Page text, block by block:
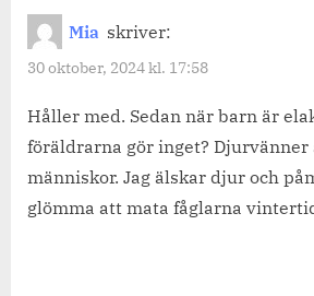
Mia skriver:
30 oktober, 2024 kl. 17:58
Håller med. Sedan när barn är
föräldrarna gör inget? Djurvänner
människor. Jag älskar djur och
glömma att mata fåglarna